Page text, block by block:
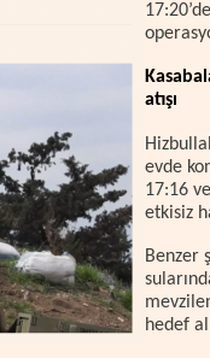
atışı
evde
17:16
etkisiz
Benzer
hedef